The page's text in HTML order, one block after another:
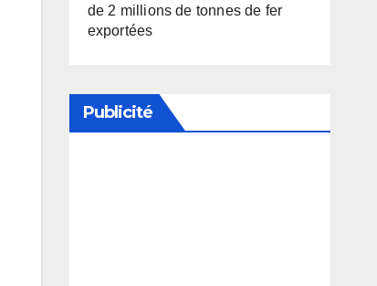
de 2 millions de tonnes de fer
exportées
Publicité